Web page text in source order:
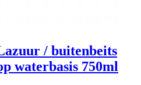
/ buitenbeits
waterbasis 750ml